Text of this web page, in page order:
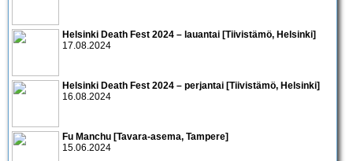
Helsinki Death Fest 2024 – lauantai [Tiivistämö, Helsinki]
17.08.2024
Helsinki Death Fest 2024 – perjantai [Tiivistämö, Helsinki]
16.08.2024
Fu Manchu [Tavara-asema, Tampere]
15.06.2024